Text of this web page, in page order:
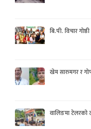
बि.पी. विचार
खेम सारुमगर र
वालिङमा